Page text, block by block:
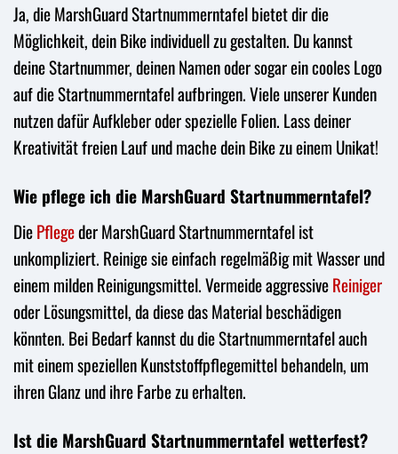
Ja, die MarshGuard Startnummerntafel bietet dir die
Möglichkeit, dein Bike individuell zu gestalten. Du kannst
deine Startnummer, deinen Namen oder sogar ein cooles Logo
auf die Startnummerntafel aufbringen. Viele unserer Kunden
nutzen dafür Aufkleber oder spezielle Folien. Lass deiner
Kreativität freien Lauf und mache dein Bike zu einem Unikat!
Wie pflege ich die MarshGuard Startnummerntafel?
DiePflegeder MarshGuard Startnummerntafel ist
unkompliziert. Reinige sie einfach regelmäßig mit Wasser und
einem milden Reinigungsmittel. Vermeide aggressiveReiniger
oder Lösungsmittel, da diese das Material beschädigen
könnten. Bei Bedarf kannst du die Startnummerntafel auch
mit einem speziellen Kunststoffpflegemittel behandeln, um
ihren Glanz und ihre Farbe zu erhalten.
Ist die MarshGuard Startnummerntafel wetterfest?